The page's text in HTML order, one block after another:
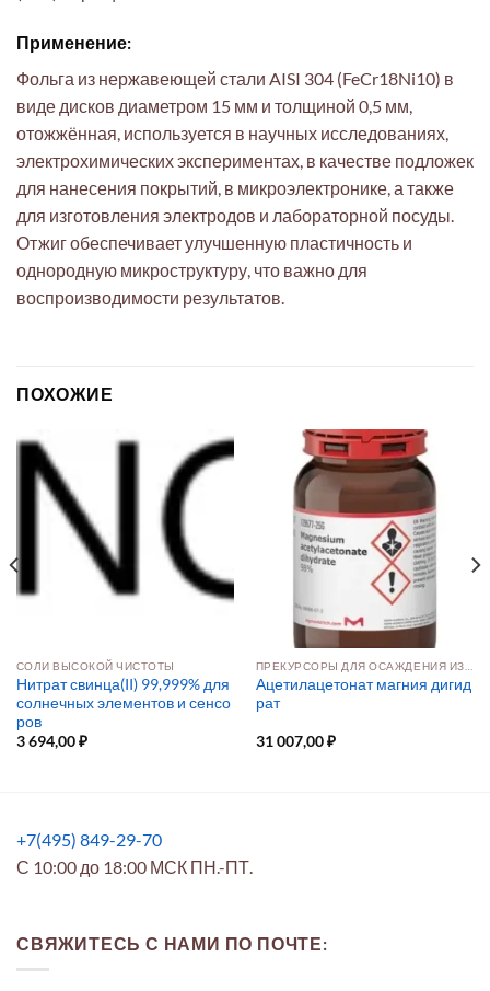
Применение:
Фольга из нержавеющей стали AISI 304 (FeCr18Ni10) в
виде дисков диаметром 15 мм и толщиной 0,5 мм,
отожжённая, используется в научных исследованиях,
электрохимических экспериментах, в качестве подложек
для нанесения покрытий, в микроэлектронике, а также
для изготовления электродов и лабораторной посуды.
Отжиг обеспечивает улучшенную пластичность и
однородную микроструктуру, что важно для
воспроизводимости результатов.
ПОХОЖИЕ
СОЛИ ВЫСОКОЙ ЧИСТОТЫ
Нитрат свинца(II) 99,999% для
солнечных элементов и сенсо
ров
3 694,00₽
Ацетилацетонат магния дигид
рат
31 007,00₽
+7(495) 849-29-70
С 10:00 до 18:00 МСК ПН.-ПТ.
СВЯЖИТЕСЬ С НАМИ ПО ПОЧТЕ: